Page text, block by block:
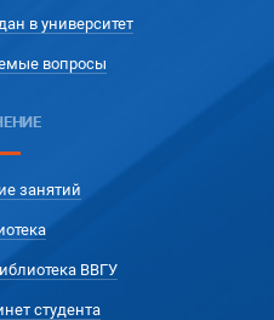
в университет
вопросы
занятий
ВВГУ
студента